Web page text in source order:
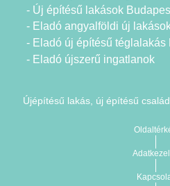
- Új építésű lakások
- Eladó angyalföldi új
- Eladó új építésű téglalakás
- Eladó újszerű ingatlanok
Újépítésű lakás, új építésű